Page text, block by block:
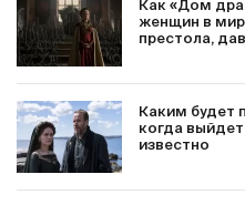
Как «Дом
женщин в
престола,
Каким будет
когда
известно